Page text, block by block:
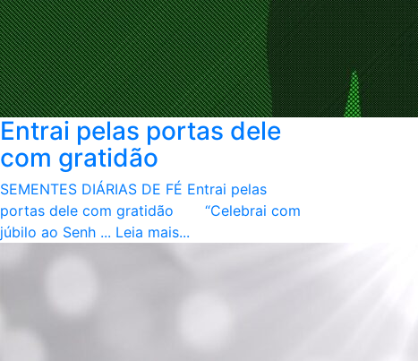
Entrai pelas portas dele
com gratidão
SEMENTES DIÁRIAS DE FÉ Entrai pelas
portas dele com gratidão “Celebrai com
júbilo ao Senh ... Leia mais...